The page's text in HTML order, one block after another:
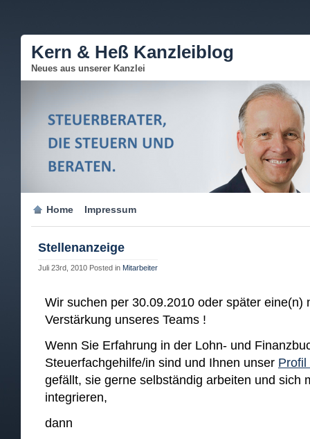
Kern & Heß Kanzleiblog
Neues aus unserer Kanzlei
Home Impressum
Stellenanzeige
Juli 23rd, 2010 Posted in Mitarbeiter
Wir suchen per 30.09.2010 oder später eine(n)
Verstärkung unseres Teams !
Wenn Sie Erfahrung in der Lohn- und
Steuerfachgehilfe/in sind und Ihnen unser Profil
gefällt, sie gerne selbständig arbeiten und sich
integrieren,
dann